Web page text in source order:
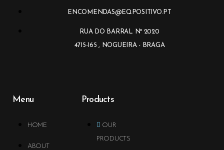
ENCOMENDAS@EQPOSITIVO.PT
RUA DO BARRAL Nº 2020
4715-165 , NOGUEIRA - BRAGA
Menu
HOME
ABOUT
Products
OUR
PRODUCTS